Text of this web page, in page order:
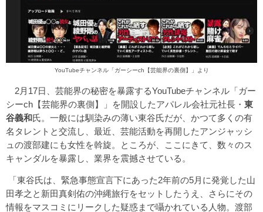
YouTubeチャンネル「ガーシーch【芸能界の裏側】」より
2月17日、芸能界の秘密を暴露するYouTubeチャンネル「ガー
シーch【芸能界の裏側】」を開設したアパレル会社元社長・ 東
谷義和氏。一般には馴染みの薄い東谷氏だが、かつて多くの有
名タレントと交流し、最近、芸能活動を再開したアンジャッシ
ュの渡部建にも女性を斡旋。ところが、ここにきて、数々のス
キャンダルを暴露し、業界を震撼させている。
「東谷氏は、緊急事態宣言下にあった2年前の5月に発覚した山
田孝之と新田真剣佑の沖縄旅行をセットしたうえ、さらにその
情報をマスコミにリークした疑惑まで囁かれている人物。渡部